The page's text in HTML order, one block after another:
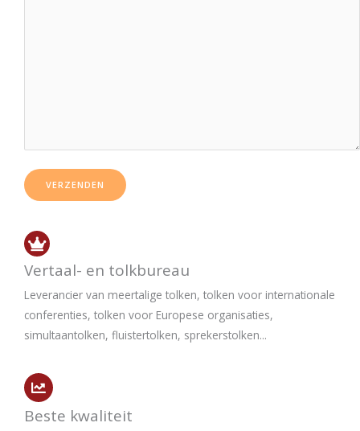
Vertaal- en tolkbureau
Leverancier van meertalige tolken, tolken voor internationale
conferenties, tolken voor Europese organisaties,
simultaantolken, fluistertolken, sprekerstolken...
Beste kwaliteit